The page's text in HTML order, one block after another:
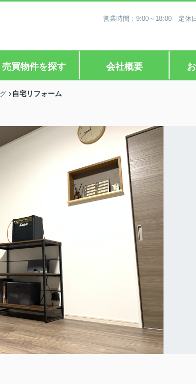
営業時間：9:00～18:00 定休
売買物件を探す 会社概要
自宅リフォーム